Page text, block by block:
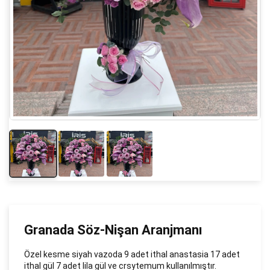
Granada Söz-Nişan Aranjmanı
Özel kesme siyah vazoda 9 adet ithal anastasia 17 adet
ithal gül 7 adet lila gül ve crsytemum kullanılmıştır.